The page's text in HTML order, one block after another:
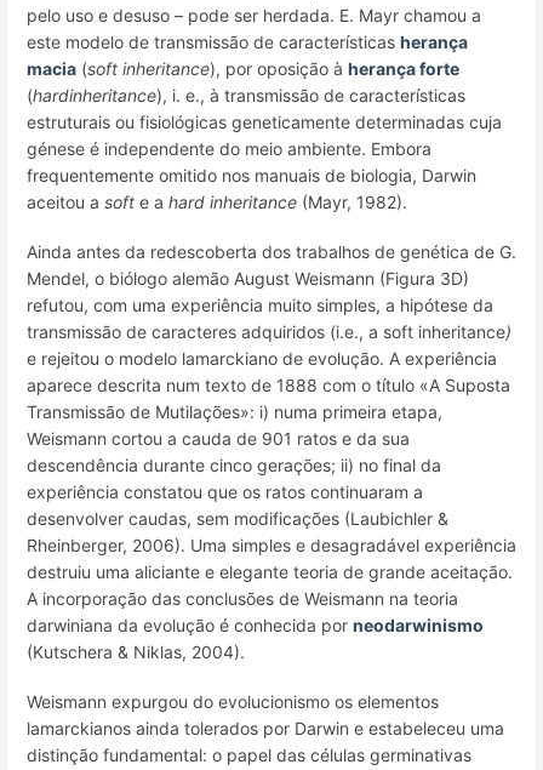
pelo uso e desuso – pode ser herdada. E. Mayr chamou a
este modelo de transmissão de características herança
macia (soft inheritance), por oposição à herança forte
(hardinheritance), i. e., à transmissão de características
estruturais ou fisiológicas geneticamente determinadas cuja
génese é independente do meio ambiente. Embora
frequentemente omitido nos manuais de biologia, Darwin
aceitou a soft e a hard inheritance (Mayr, 1982).
Ainda antes da redescoberta dos trabalhos de genética de G.
Mendel, o biólogo alemão August Weismann (Figura 3D)
refutou, com uma experiência muito simples, a hipótese da
transmissão de caracteres adquiridos (i.e., a soft inheritance)
e rejeitou o modelo lamarckiano de evolução. A experiência
aparece descrita num texto de 1888 com o título «A Suposta
Transmissão de Mutilações»: i) numa primeira etapa,
Weismann cortou a cauda de 901 ratos e da sua
descendência durante cinco gerações; ii) no final da
experiência constatou que os ratos continuaram a
desenvolver caudas, sem modificações (Laubichler &
Rheinberger, 2006). Uma simples e desagradável experiência
destruiu uma aliciante e elegante teoria de grande aceitação.
A incorporação das conclusões de Weismann na teoria
darwiniana da evolução é conhecida por neodarwinismo
(Kutschera & Niklas, 2004).
Weismann expurgou do evolucionismo os elementos
lamarckianos ainda tolerados por Darwin e estabeleceu uma
distinção fundamental: o papel das células germinativas